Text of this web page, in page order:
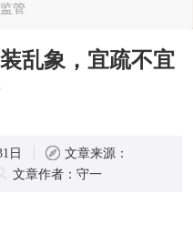
管
乱象，宜疏不宜
日
文章来源：
文章作者：守一